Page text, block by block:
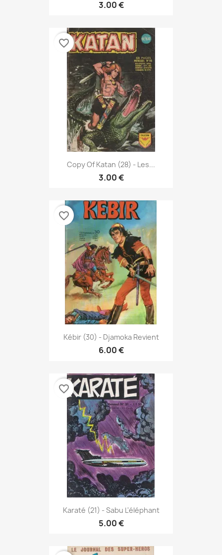
3.00 €
Copy Of Katan (28) - Les...
3.00 €
favorite_border
Kébir (30) - Djamoka Revient
6.00 €
favorite_border
Karaté (21) - Sabu L'éléphant
5.00 €
favorite_border